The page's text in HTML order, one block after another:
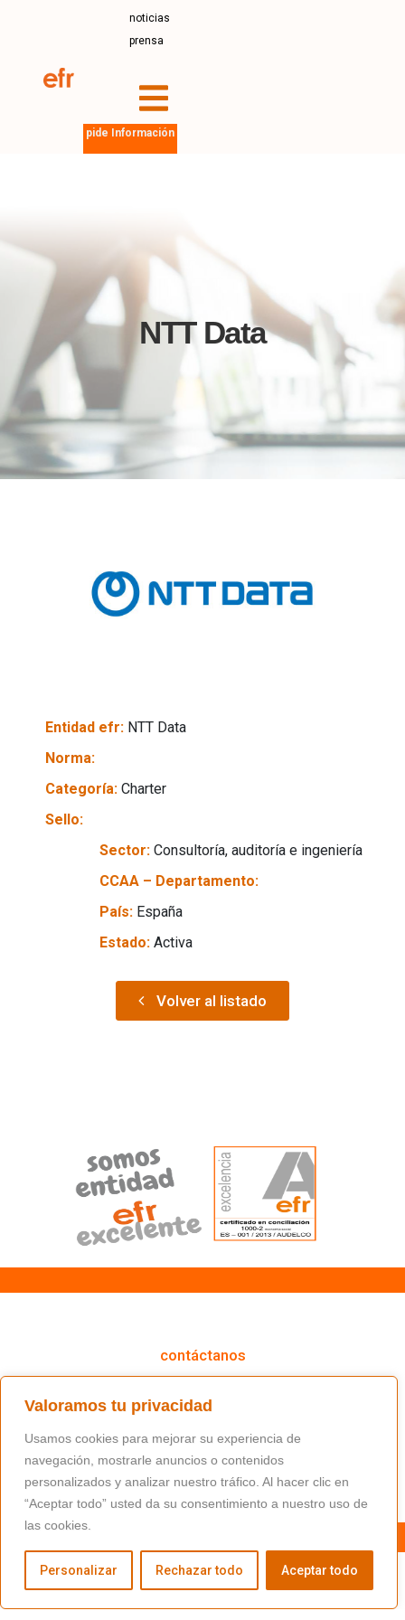
Valoramos tu privacidad
Usamos cookies para mejorar su experiencia de
navegación, mostrarle anuncios o contenidos
personalizados y analizar nuestro tráfico. Al hacer clic en
“Aceptar todo” usted da su consentimiento a nuestro uso de
las cookies.
Personalizar Rechazar todo Aceptar todo
noticias
prensa
pide Información
NTT Data
Entidad efr: NTT Data
Norma:
Categoría: Charter
Sello:
Sector: Consultoría, auditoría e ingeniería
CCAA – Departamento:
País: España
Estado: Activa
Volver al listado
contáctanos
(+34) 91 766 98 56 / fundacion@masfamilia.org
síguenos en nuestras redes sociales